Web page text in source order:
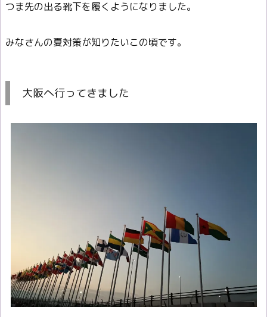
つま先の出る靴下を履くようになりました。
みなさんの夏対策が知りたいこの頃です。
大阪へ行ってきました